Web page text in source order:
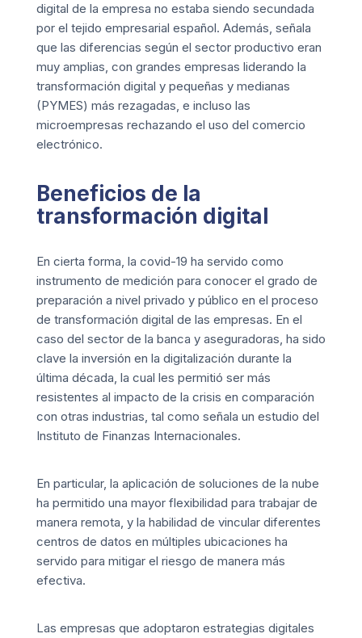
digital de la empresa no estaba siendo secundada
por el tejido empresarial español. Además, señala
que las diferencias según el sector productivo eran
muy amplias, con grandes empresas liderando la
transformación digital y pequeñas y medianas
(PYMES) más rezagadas, e incluso las
microempresas rechazando el uso del comercio
electrónico.
Beneficios de la
transformación digital
En cierta forma, la covid-19 ha servido como
instrumento de medición para conocer el grado de
preparación a nivel privado y público en el proceso
de transformación digital de las empresas. En el
caso del sector de la banca y aseguradoras, ha sido
clave la inversión en la digitalización durante la
última década, la cual les permitió ser más
resistentes al impacto de la crisis en comparación
con otras industrias, tal como señala un estudio del
Instituto de Finanzas Internacionales.
En particular, la aplicación de soluciones de la nube
ha permitido una mayor flexibilidad para trabajar de
manera remota, y la habilidad de vincular diferentes
centros de datos en múltiples ubicaciones ha
servido para mitigar el riesgo de manera más
efectiva.
Las empresas que adoptaron estrategias digitales